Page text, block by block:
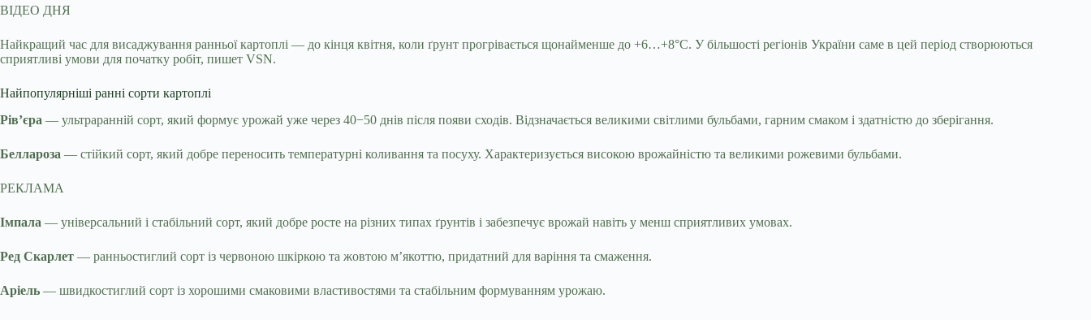
ВІДЕО ДНЯ
Найкращий час для висаджування ранньої картоплі — до кінця квітня, коли ґрунт прогрівається щонайменше до +6…+8°C. У більшості регіонів України саме в цей період створюються
сприятливі умови для початку робіт, пишет VSN.
Найпопулярніші ранні сорти картоплі
Рів’єра — ультраранній сорт, який формує урожай уже через 40−50 днів після появи сходів. Відзначається великими світлими бульбами, гарним смаком і здатністю до зберігання.
Беллароза — стійкий сорт, який добре переносить температурні коливання та посуху. Характеризується високою врожайністю та великими рожевими бульбами.
РЕКЛАМА
Імпала — універсальний і стабільний сорт, який добре росте на різних типах ґрунтів і забезпечує врожай навіть у менш сприятливих умовах.
Ред Скарлет — ранньостиглий сорт із червоною шкіркою та жовтою м’якоттю, придатний для варіння та смаження.
Аріель — швидкостиглий сорт із хорошими смаковими властивостями та стабільним формуванням урожаю.